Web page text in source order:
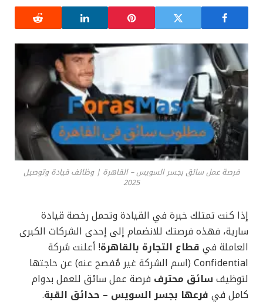
فرصة عمل سائق بجسر السويس – القاهرة | وظائف قيادة وتوصيل
2025
إذا كنت تمتلك خبرة في القيادة وتحمل رخصة قيادة
سارية، فهذه فرصتك للانضمام إلى إحدى الشركات الكبرى
العاملة في قطاع التجارة بالقاهرة! أعلنت شركة
Confidential (اسم الشركة غير مُفصح عنه) عن حاجتها
لتوظيف سائق محترف فرصة عمل سائق للعمل بدوام
كامل في فرعها بجسر السويس – حدائق القبة.